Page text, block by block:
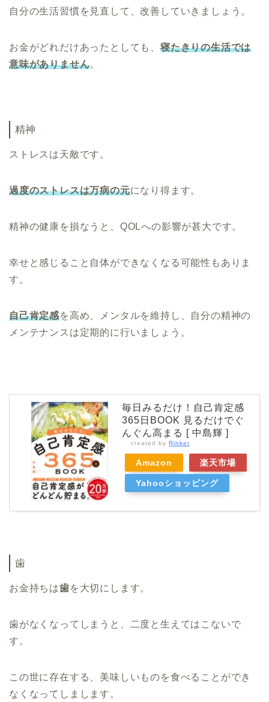
自分の生活習慣を見直して、改善していきましょう。
お金がどれだけあったとしても、 寝たきりの生活では
意味がありません。
精神
ストレスは天敵です。
過度のストレスは万病の元になり得ます。
精神の健康を損なうと、QOLへの影響が甚大です。
幸せと感じること自体ができなくなる可能性もありま
す。
自己肯定感を高め、メンタルを維持し、自分の精神の
メンテナンスは定期的に行いましょう。
毎日みるだけ！自己肯定感
365日BOOK 見るだけでぐ
んぐん高まる [ 中島輝 ]
created by Rinker
Amazon 楽天市場
Yahooショッピング
歯
お金持ちは歯を大切にします。
歯がなくなってしまうと、二度と生えてはこないで
す。
この世に存在する、美味しいものを食べることができ
なくなってしまします。